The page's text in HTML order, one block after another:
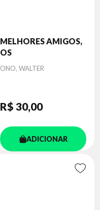
MELHORES AMIGOS,
OS
Autor
ONO, WALTER
R$ 30,00
ADICIONAR